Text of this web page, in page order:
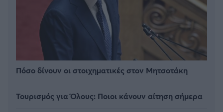
Πόσο δίνουν οι στοιχηματικές στον Μητσοτάκη
Τουρισμός για Όλους: Ποιοι κάνουν αίτηση σήμερα